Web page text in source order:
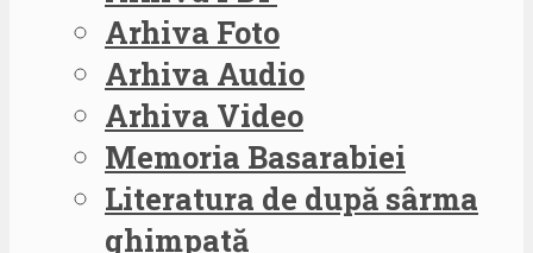
Arhiva Foto
Arhiva Audio
Arhiva Video
Memoria Basarabiei
Literatura de după sârma
ghimpată